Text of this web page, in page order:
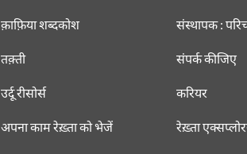
क़ाफ़िया शब्दकोश
तक़्ती
उर्दू रीसोर्स
अपना काम रेख़्ता को भेजें
संस्थापक :
संपर्क कीजिए
करियर
रेख़्ता